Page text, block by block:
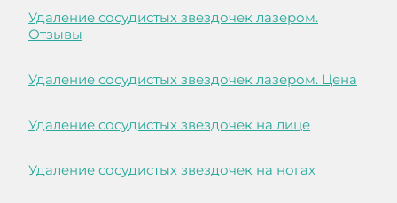
Удаление сосудистых звездочек лазером.
Отзывы
Удаление сосудистых звездочек лазером. Цена
Удаление сосудистых звездочек на лице
Удаление сосудистых звездочек на ногах